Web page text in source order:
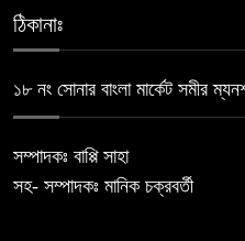
ঠিকানাঃ
১৮ নং সোনার বাংলা মার্কেট সমীর
সম্পাদকঃ বাপ্পি সাহা
সহ- সম্পাদকঃ মানিক চক্রবর্তী